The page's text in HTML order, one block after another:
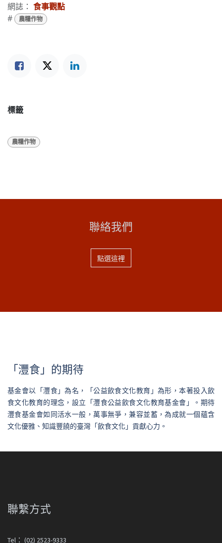
網誌： 食事觀點
#
農糧作物
標籤
農糧作物
聯絡我們
點選這裡
「灃食」的期待
基金會以「灃食」為名，「公益飲食文化教育」為形，本著投入飲
食文化教育的理念，設立「灃食公益飲食文化教育基金會」。期待
灃食基金會如同活水一般，萬事無爭，兼容並蓄，為成就一個蘊含
文化優雅、知識豐饒的臺灣「飲食文化」貢獻心力。
聯繫方式
Tel： (02) 2523-9333